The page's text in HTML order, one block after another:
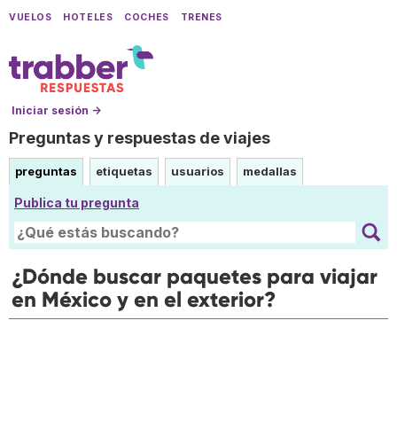
VUELOS HOTELES COCHES TRENES
Iniciar sesión →
Preguntas y respuestas de viajes
preguntas etiquetas usuarios medallas
Publica tu pregunta
¿Dónde buscar paquetes para viajar
en México y en el exterior?